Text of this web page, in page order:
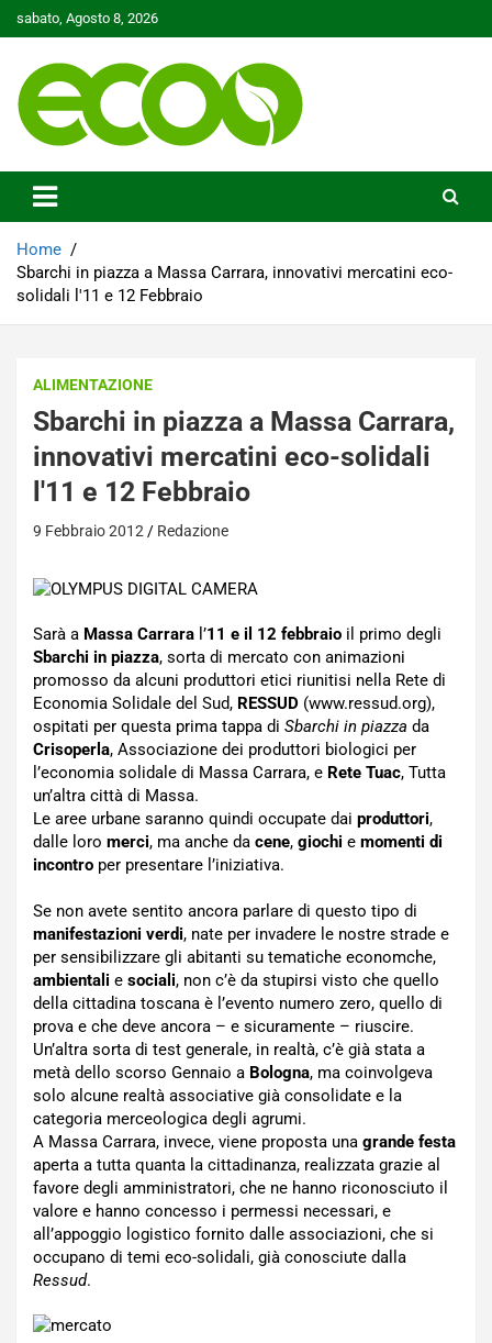
to
sabato, Agosto 8, 2026
Ecoo.it
Home
Sbarchi in piazza a Massa Carrara, innovativi mercatini eco-
solidali l'11 e 12 Febbraio
ALIMENTAZIONE
Sbarchi in piazza a Massa Carrara,
innovativi mercatini eco-solidali
l'11 e 12 Febbraio
9 Febbraio 2012 Redazione
Sarà a Massa Carrara l’11 e il 12 febbraio il primo degli
Sbarchi in piazza, sorta di mercato con animazioni
promosso da alcuni produttori etici riunitisi nella Rete di
Economia Solidale del Sud, RESSUD (www.ressud.org),
ospitati per questa prima tappa di Sbarchi in piazza da
Crisoperla, Associazione dei produttori biologici per
l’economia solidale di Massa Carrara, e Rete Tuac, Tutta
un’altra città di Massa.
Le aree urbane saranno quindi occupate dai produttori,
dalle loro merci, ma anche da cene, giochi e momenti di
incontro per presentare l’iniziativa.
Se non avete sentito ancora parlare di questo tipo di
manifestazioni verdi, nate per invadere le nostre strade e
per sensibilizzare gli abitanti su tematiche economche,
ambientali e sociali, non c’è da stupirsi visto che quello
della cittadina toscana è l’evento numero zero, quello di
prova e che deve ancora – e sicuramente – riuscire.
Un’altra sorta di test generale, in realtà, c’è già stata a
metà dello scorso Gennaio a Bologna, ma coinvolgeva
solo alcune realtà associative già consolidate e la
categoria merceologica degli agrumi.
A Massa Carrara, invece, viene proposta una grande festa
aperta a tutta quanta la cittadinanza, realizzata grazie al
favore degli amministratori, che ne hanno riconosciuto il
valore e hanno concesso i permessi necessari, e
all’appoggio logistico fornito dalle associazioni, che si
occupano di temi eco-solidali, già conosciute dalla
Ressud.